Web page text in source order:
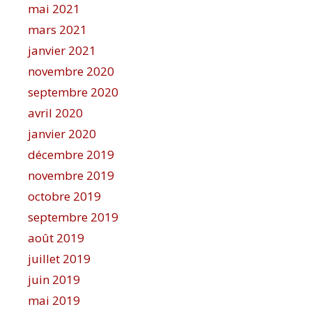
mai 2021
mars 2021
janvier 2021
novembre 2020
septembre 2020
avril 2020
janvier 2020
décembre 2019
novembre 2019
octobre 2019
septembre 2019
août 2019
juillet 2019
juin 2019
mai 2019